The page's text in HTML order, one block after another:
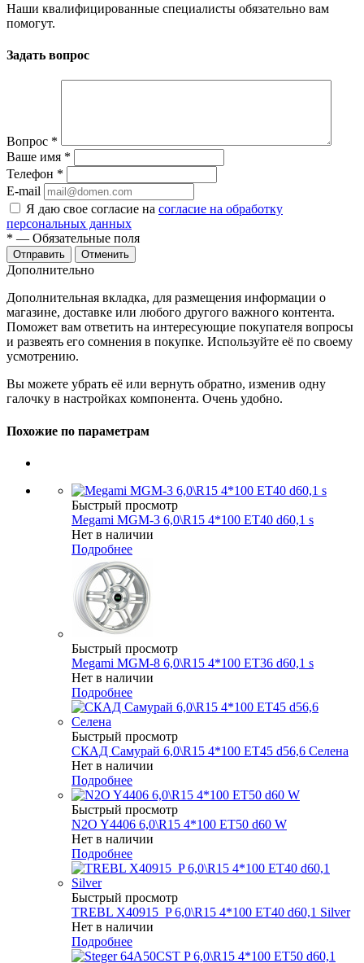
Наши квалифицированные специалисты обязательно вам
помогут.
Задать вопрос
Вопрос *
Ваше имя *
Телефон *
E-mail
Я даю свое согласие на согласие на обработку
персональных данных
* — Обязательные поля
Отменить
Дополнительно
Дополнительная вкладка, для размещения информации о
магазине, доставке или любого другого важного контента.
Поможет вам ответить на интересующие покупателя вопросы
и развеять его сомнения в покупке. Используйте её по своему
усмотрению.
Вы можете убрать её или вернуть обратно, изменив одну
галочку в настройках компонента. Очень удобно.
Похожие по параметрам
Быстрый просмотр
Megami MGM-3 6,0\R15 4*100 ET40 d60,1 s
Нет в наличии
Подробнее
Быстрый просмотр
Megami MGM-8 6,0\R15 4*100 ET36 d60,1 s
Нет в наличии
Подробнее
Быстрый просмотр
СКАД Самурай 6,0\R15 4*100 ET45 d56,6 Селена
Нет в наличии
Подробнее
Быстрый просмотр
N2O Y4406 6,0\R15 4*100 ET50 d60 W
Нет в наличии
Подробнее
Быстрый просмотр
TREBL X40915_P 6,0\R15 4*100 ET40 d60,1 Silver
Нет в наличии
Подробнее